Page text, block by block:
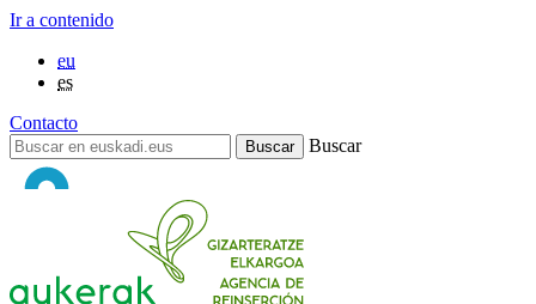
Ir a contenido
eu
es
Contacto
Buscar